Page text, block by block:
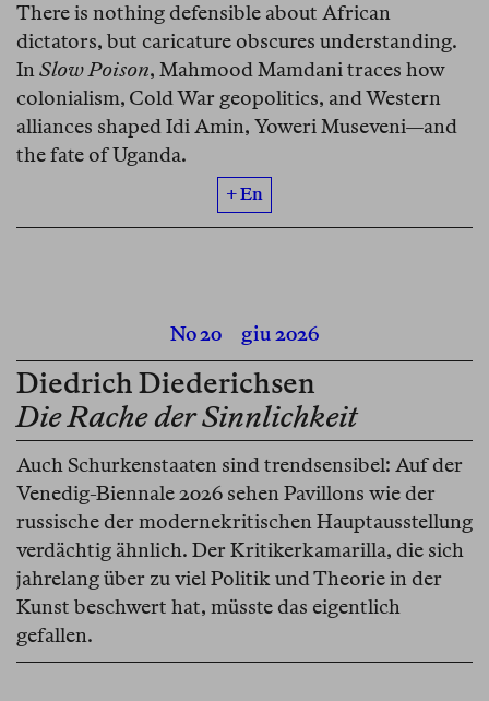
There is nothing defensible about African
dictators, but caricature obscures understanding.
InSlow Poison, Mahmood Mamdani traces how
colonialism, Cold War geopolitics, and Western
alliances shaped Idi Amin, Yoweri Museveni—and
the fate of Uganda.
+ En
No 20 giu 2026
Diedrich Diederichsen
Die Rache der Sinnlichkeit
Auch Schurkenstaaten sind trendsensibel: Auf der
Venedig-Biennale 2026 sehen Pavillons wie der
russische der modernekritischen Hauptausstellung
verdächtig ähnlich. Der Kritikerkamarilla, die sich
jahrelang über zu viel Politik und Theorie in der
Kunst beschwert hat, müsste das eigentlich
gefallen.